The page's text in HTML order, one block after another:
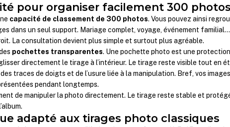
pour organiser facilement 300 photos
capacité de classement de 300 photos. Vous pouvez ainsi
dans un seul support. Mariage complet, voyage, événement familial…
La consultation devient plus simple et surtout plus agréable.
pochettes transparentes. Une pochette photo est une protection
directement le tirage à l’intérieur. Le tirage reste visible tout en
traces de doigts et de l’usure liée à la manipulation. Bref, vos images
pendant longtemps.
de manipuler la photo directement. Le tirage reste stable et
adapté aux tirages photo classiques